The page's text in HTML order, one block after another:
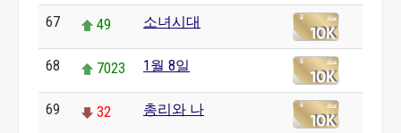
67 49 소녀시대
68 7023 1월 8일
69 32 총리와 나